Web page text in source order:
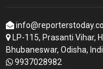
LP-115, Prasanti Vihar,
Bhubaneswar, Odisha,
9937028982